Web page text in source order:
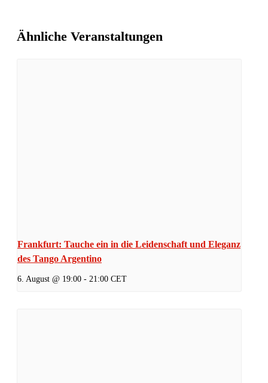
Ähnliche Veranstaltungen
Frankfurt: Tauche ein in die Leidenschaft und Eleganz
des Tango Argentino
6. August @ 19:00 - 21:00 CET